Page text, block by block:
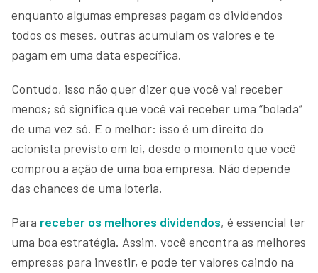
enquanto algumas empresas pagam os dividendos
todos os meses, outras acumulam os valores e te
pagam em uma data específica.
Contudo, isso não quer dizer que você vai receber
menos; só significa que você vai receber uma “bolada”
de uma vez só. E o melhor: isso é um direito do
acionista previsto em lei, desde o momento que você
comprou a ação de uma boa empresa. Não depende
das chances de uma loteria.
Para receber os melhores dividendos, é essencial ter
uma boa estratégia. Assim, você encontra as melhores
empresas para investir, e pode ter valores caindo na